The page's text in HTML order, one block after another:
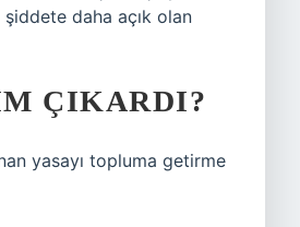
daha açık olan
ÇIKARDI?
yasayı topluma getirme